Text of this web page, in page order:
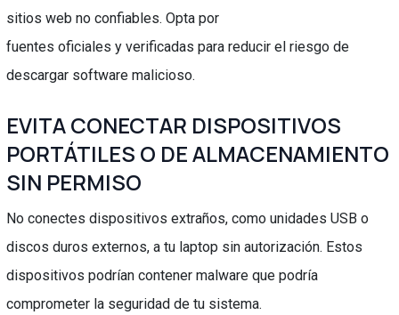
sitios web no confiables. Opta por
fuentes oficiales y verificadas para reducir el riesgo de
descargar software malicioso.
EVITA CONECTAR DISPOSITIVOS
PORTÁTILES O DE ALMACENAMIENTO
SIN PERMISO
No conectes dispositivos extraños, como unidades USB o
discos duros externos, a tu laptop sin autorización. Estos
dispositivos podrían contener malware que podría
comprometer la seguridad de tu sistema.